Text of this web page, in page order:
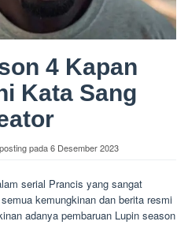
4 Kapan
Kata Sang
pada6 Desember 2023
serial Prancis yang sangat
kemungkinan dan berita resmi
adanya pembaruan Lupin season